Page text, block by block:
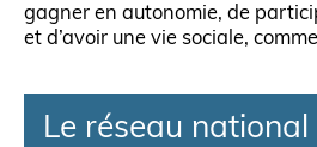
gagner en autonomie, de
et d’avoir une vie sociale,
Le réseau national